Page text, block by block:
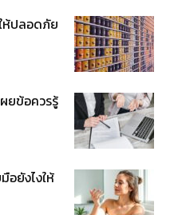
ห้ปลอดภัย
ยข้อควรรู้
อยังไงให้